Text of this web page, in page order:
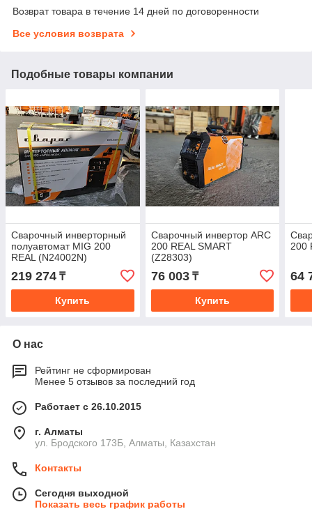
Возврат товара в течение 14 дней по договоренности
Все условия возврата
Подобные товары компании
Сварочный инверторный
полуавтомат MIG 200
REAL (N24002N)
219 274 ₸
Купить
Сварочный инвертор ARC
200 REAL SMART
(Z28303)
76 003₸
Купить
200
64
О нас
Рейтинг не сформирован
Менее 5 отзывов за последний год
Работает с 26.10.2015
г. Алматы
ул. Бродского 173Б, Алматы, Казахстан
Контакты
Сегодня выходной
Показать весь график работы